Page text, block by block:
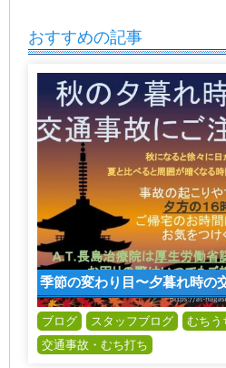
おすすめの記事
季節の変わり目〜夕暮れ時の
ブログ スタッフブログ むちう
交通事故・むち打ち